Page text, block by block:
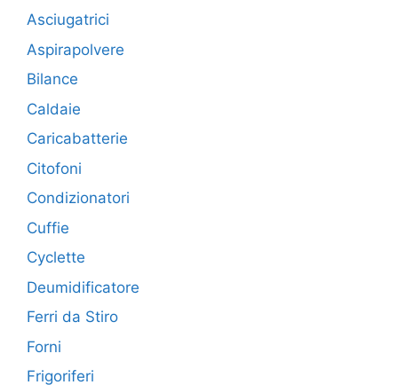
Asciugatrici
Aspirapolvere
Bilance
Caldaie
Caricabatterie
Citofoni
Condizionatori
Cuffie
Cyclette
Deumidificatore
Ferri da Stiro
Forni
Frigoriferi